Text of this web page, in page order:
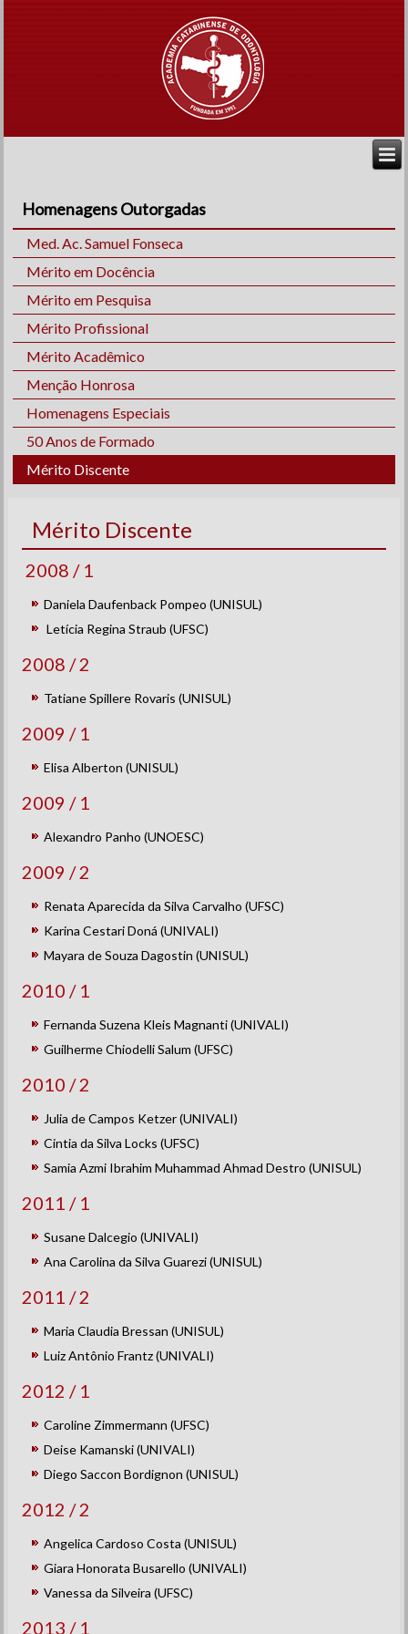
Homenagens Outorgadas
Med. Ac. Samuel Fonseca
Mérito em Docência
Mérito em Pesquisa
Mérito Profissional
Mérito Acadêmico
Menção Honrosa
Homenagens Especiais
50 Anos de Formado
Mérito Discente
Mérito Discente
2008 / 1
Daniela Daufenback Pompeo (UNISUL)
Letícia Regina Straub (UFSC)
2008 / 2
Tatiane Spillere Rovaris (UNISUL)
2009 / 1
Elisa Alberton (UNISUL)
2009 / 1
Alexandro Panho (UNOESC)
2009 / 2
Renata Aparecida da Silva Carvalho (UFSC)
Karina Cestari Doná (UNIVALI)
Mayara de Souza Dagostin (UNISUL)
2010 / 1
Fernanda Suzena Kleis Magnanti (UNIVALI)
Guilherme Chiodelli Salum (UFSC)
2010 / 2
Julia de Campos Ketzer (UNIVALI)
Cintia da Silva Locks (UFSC)
Samia Azmi Ibrahim Muhammad Ahmad Destro (UNISUL)
2011 / 1
Susane Dalcegio (UNIVALI)
Ana Carolina da Silva Guarezi (UNISUL)
2011 / 2
Maria Claudia Bressan (UNISUL)
Luiz Antônio Frantz (UNIVALI)
2012 / 1
Caroline Zimmermann (UFSC)
Deise Kamanski (UNIVALI)
Diego Saccon Bordignon (UNISUL)
2012 / 2
Angelica Cardoso Costa (UNISUL)
Giara Honorata Busarello (UNIVALI)
Vanessa da Silveira (UFSC)
2013 / 1